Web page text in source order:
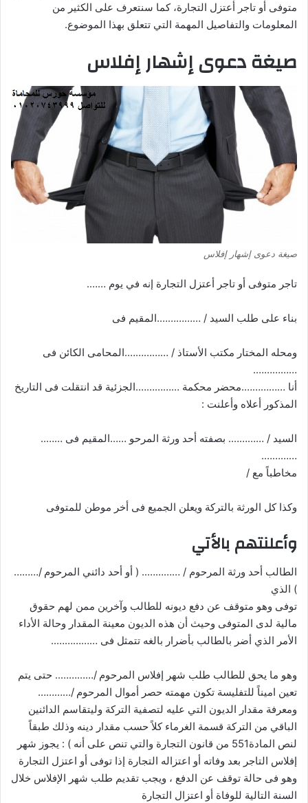
متوفى أو تاجر أعتزل التجارة، كما سنتعرف على الكثير من
المعلومات والتفاصيل المهمة التي تتعلق بهذا الموضوع.
صيغة دعوى إشهار إفلاس
صيغة دعوى إشهار إفلاس
تاجر متوفى أو تاجر أعتزل التجارة إنه في يوم …….
بناء على طلب السيد / …………….المقيم فى
ومحله المختار مكتب الأستاذ / …………….المحامى الكائن فى
…………….
أنا …………….محضر محكمة …………….الجزئية قد انتقلت فى التاريخ
المذكور أعلاه وأعلنت :
السيد / …………. بصفته أحد ورثة المرحو ……المقيم فى ……..
………….
مخاطباً مع /
وكذا كل الورثة بالتركة ويعلن الجميع فى أخر موطن للمتوفى
وأعلنتهم بالأتي
الطالب أحد ورثة المرحوم / ………….. ( أو أحد دائني المرحوم /………
) الذي
توفى وهو متوقف عن دفع ديونه للطالب وآخرين ممن لهم حقوق
مالية لدى المتوفى وحيث أن هذه الديون معينة المقدار وحالة الأداء
الأمر الذي أضر بالطالب بأضرار بالغه تتمثل فى ……………..
وهو ما يحق للطالب طلب شهر إفلاس المرحوم /………….. حتى يتم
تعين اميناً للتفليسة تكون مهمته حصر أموال المرحوم /…………
ومعرفة مقدار الديون التي عليه لتصفية التركة وليتقاسم الدائنين
الباقي من التركة قسمة الغرماء كلاً حسب مقدار دينه وذلك طبقاً
لنص المادة551 من قانون التجارة والتي تنص على أنه ) : يجوز شهر
إفلاس التاجر بعد وفاته أو اعتزاله التجارة إذا توفى أو اعتزل التجارة
وهو فى حالة توقف عن الدفع ، ويجب تقديم طلب شهر الإفلاس خلال
السنة التالية للوفاة أو اعتزال التجارة